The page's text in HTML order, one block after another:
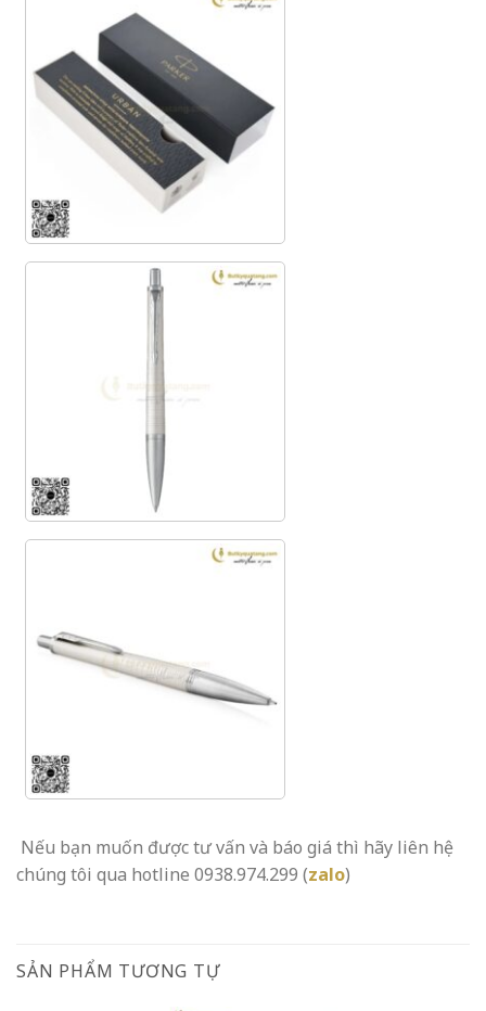
Nếu bạn muốn được tư vấn và báo giá thì hãy liên hệ
chúng tôi qua hotline 0938.974.299 (zalo)
SẢN PHẨM TƯƠNG TỰ